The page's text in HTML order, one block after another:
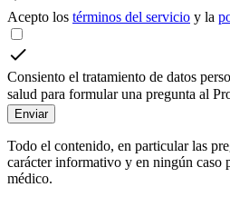
Acepto los términos del servicio y la
Consiento el tratamiento de datos
salud para formular una pregunta al
Enviar
Todo el contenido, en particular las
carácter informativo y en ningún caso
médico.